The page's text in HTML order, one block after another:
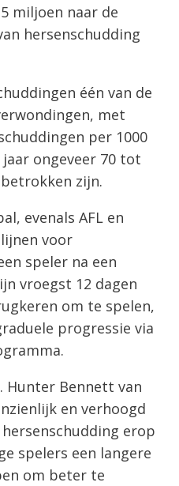
miljoen naar de
hersenschudding
één van de
met
per 1000
ongeveer 70 tot
zijn.
evenals AFL en
voor
speler na een
vroegst 12 dagen
om te spelen,
progressie via
Hunter Bennett van
en verhoogd
erop
spelers een langere
om beter te